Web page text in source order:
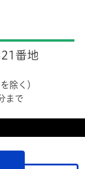
番地
除く）
まで